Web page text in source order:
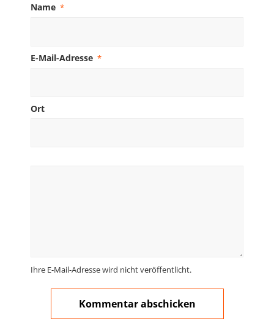
Name *
E-Mail-Adresse *
Ort
Ihre E-Mail-Adresse wird nicht veröffentlicht.